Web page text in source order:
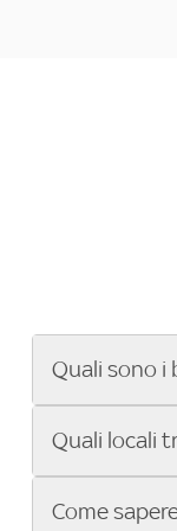
Quali sono i
Se cerchi un
ENILIVE, la
Sky Bar ti
Quali locali
Vuoi sapere
Come